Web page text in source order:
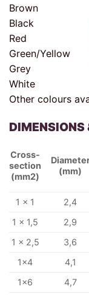
Brown
Black
Red
Green/Yellow
Grey
White
Other colours
DIMENSIONS
Cross-
section
(mm2)
(mm)
1 x 1
2,4
1 x 1,5
2,9
1 x 2,5
3,6
1×4
4,1
1×6
4,7